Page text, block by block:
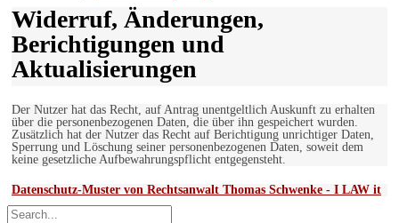
Widerruf, Änderungen,
Berichtigungen und
Aktualisierungen
Der Nutzer hat das Recht, auf Antrag unentgeltlich Auskunft zu erhalten
über die personenbezogenen Daten, die über ihn gespeichert wurden.
Zusätzlich hat der Nutzer das Recht auf Berichtigung unrichtiger Daten,
Sperrung und Löschung seiner personenbezogenen Daten, soweit dem
keine gesetzliche Aufbewahrungspflicht entgegensteht.
Datenschutz-Muster von Rechtsanwalt Thomas Schwenke - I LAW it